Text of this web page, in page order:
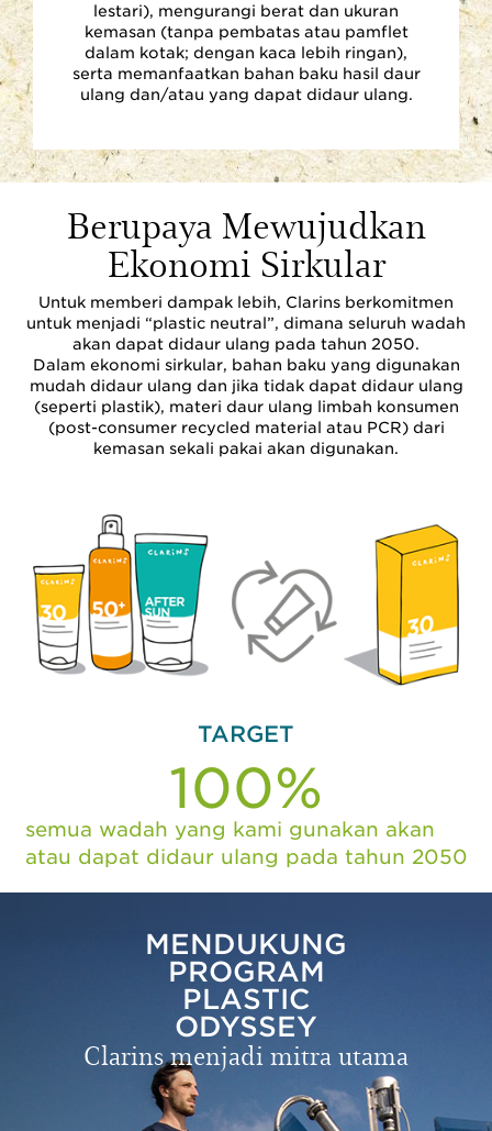
lestari), mengurangi berat dan ukuran
kemasan (tanpa pembatas atau pamflet
dalam kotak; dengan kaca lebih ringan),
serta memanfaatkan bahan baku hasil daur
ulang dan/atau yang dapat didaur ulang.
Berupaya Mewujudkan
Ekonomi Sirkular
Untuk memberi dampak lebih, Clarins berkomitmen
untuk menjadi “plastic neutral”, dimana seluruh wadah
akan dapat didaur ulang pada tahun 2050.
Dalam ekonomi sirkular, bahan baku yang digunakan
mudah didaur ulang dan jika tidak dapat didaur ulang
(seperti plastik), materi daur ulang limbah konsumen
(post-consumer recycled material atau PCR) dari
kemasan sekali pakai akan digunakan.
TARGET
100%
semua wadah yang kami gunakan akan
atau dapat didaur ulang pada tahun 2050
MENDUKUNG
PROGRAM
PLASTIC
ODYSSEY
Clarins menjadi mitra utama